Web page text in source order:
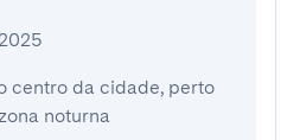
centro da cidade, perto
noturna